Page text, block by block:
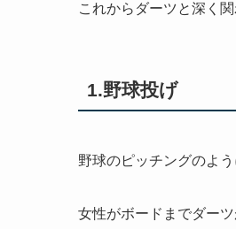
これからダーツと深く
1.野球投げ
野球のピッチングのよ
女性がボードまでダー